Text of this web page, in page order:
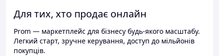
Для тих, хто продає онлайн
Prom — маркетплейс для бізнесу будь-якого масштабу.
Легкий старт, зручне керування, доступ до мільйонів
покупців.